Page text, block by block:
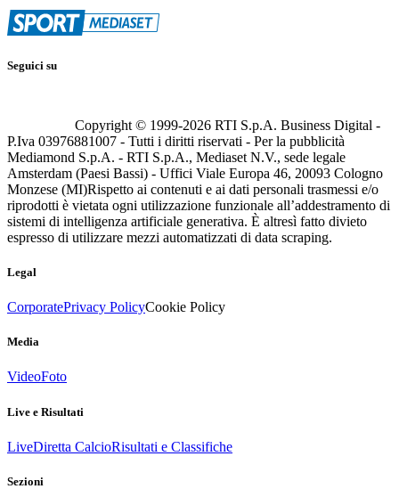
Seguici su
Copyright © 1999-2026 RTI S.p.A. Business Digital -
P.Iva 03976881007 - Tutti i diritti riservati - Per la pubblicità
Mediamond S.p.A. - RTI S.p.A., Mediaset N.V., sede legale
Amsterdam (Paesi Bassi) - Uffici Viale Europa 46, 20093 Cologno
Monzese (MI)Rispetto ai contenuti e ai dati personali trasmessi e/o
riprodotti è vietata ogni utilizzazione funzionale all’addestramento di
sistemi di intelligenza artificiale generativa. È altresì fatto divieto
espresso di utilizzare mezzi automatizzati di data scraping.
Legal
CorporatePrivacy PolicyCookie Policy
Media
VideoFoto
Live e Risultati
LiveDiretta CalcioRisultati e Classifiche
Sezioni